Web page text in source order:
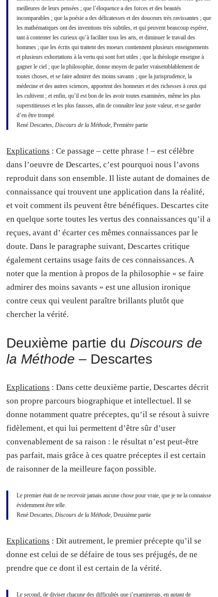
meilleures de leurs pensées ; que l’éloquence a des forces et des beautés
incomparables ; que la poésie a des délicatesses et des douceurs très ravissantes ; que
les mathématiques ont des inventions très subtiles, et qui peuvent beaucoup espérer,
tant à contenter les curieux qu’à faciliter tous les arts, et diminuer le travail des
hommes ; que les écrits qui traitent des moeurs contiennent plusieurs enseignements
et plusieurs exhortations à la vertu qui sont fort utiles ; que la théologie enseigne à
gagner le ciel ; que la philosophie, donne moyen de parler vraisemblablement de
toutes choses, et se faire admirer des moins savants ; que la jurisprudence, la
médecine et des autres sciences, apportent des honneurs et des richesses à ceux qui
les cultivent ; et enfin, qu’il est bon de les avoir toutes examinées, même les plus
superstitieuses et les plus fausses, afin de connaître leur juste valeur, et se garder
d’en être trompé.
René Descartes,Discours de la Méthode, Première partie
Explications : Ce passage – cette phrase ! – est célèbre
dans l’oeuvre de Descartes, c’est pourquoi nous l’avons
reproduit dans son ensemble. Il liste autant de domaines de
connaissance qui trouvent une application dans la réalité,
et voit comment ils peuvent être bénéfiques. Descartes cite
en quelque sorte toutes les vertus des connaissances qu’il a
reçues, avant d’ écarter ces mêmes connaissances par le
doute. Dans le paragraphe suivant, Descartes critique
également certains usage faits de ces connaissances. A
noter que la mention à propos de la philosophie « se faire
admirer des moins savants » est une allusion ironique
contre ceux qui veulent paraître brillants plutôt que
chercher la vérité.
Deuxième partie du Discours de
la Méthode – Descartes
Explications : Dans cette deuxième partie, Descartes décrit
son propre parcours biographique et intellectuel. Il se
donne notamment quatre préceptes, qu’il se résout à suivre
fidèlement, et qui lui permettent d’être sûr d’user
convenablement de sa raison : le résultat n’est peut-être
pas parfait, mais grâce à ces quatre préceptes il est certain
de raisonner de la meilleure façon possible.
Le premier était de ne recevoir jamais aucune chose pour vraie, que je ne la connaisse
évidemment être telle.
René Descartes,Discours de la Méthode, Deuxième partie
Explications : Dit autrement, le premier précepte qu’il se
donne est celui de se défaire de tous ses préjugés, de ne
prendre que ce dont il est certain de la vérité.
Le second, de diviser chacune des difficultés que j’examinerais, en autant de